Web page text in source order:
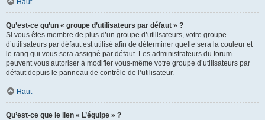
Haut
Qu’est-ce qu’un « groupe d’utilisateurs par défaut » ?
Si vous êtes membre de plus d’un groupe d’utilisateurs, votre groupe
d’utilisateurs par défaut est utilisé afin de déterminer quelle sera la couleur et
le rang qui vous sera assigné par défaut. Les administrateurs du forum
peuvent vous autoriser à modifier vous-même votre groupe d’utilisateurs par
défaut depuis le panneau de contrôle de l’utilisateur.
Haut
Qu’est-ce que le lien « L’équipe » ?